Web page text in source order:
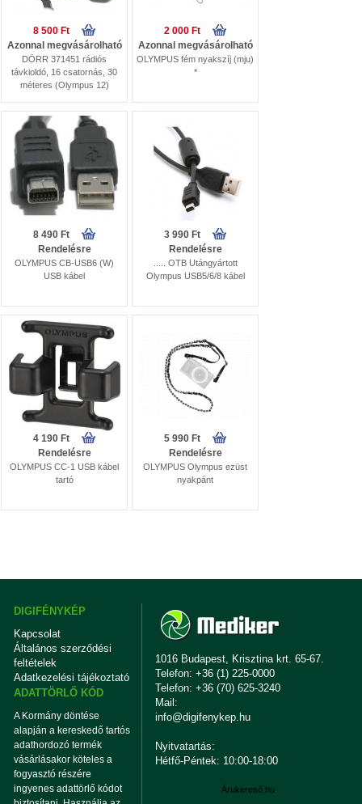
8 500 Ft
Azonnal megvásárolható
DÖRR 371451 rádiós
távkioldó, 16 csatornás, 30
méteres (Olympus 12)
2 000 Ft
Azonnal megvásárolható
OLYMPUS fém nyakszíj (mju)
*
8 490 Ft
Rendelésre
OLYMPUS CB-USB6 (W)
USB kábel
3 990 Ft
Rendelésre
..... OTB Utángyártott
Olympus USB5/6/8 kábel
4 190 Ft
Rendelésre
OLYMPUS CC-1 USB kábel
tartó
5 990 Ft
Rendelésre
OLYMPUS Olympus ezüst
nyakpánt
DIGIFÉNYKÉP
Kapcsolat
Általános szerződési
feltételek
Adatkezelési tájékoztató
ADATTÖRLŐ KÓD
A Kormány döntése
alapján a kereskedő tartós
adathordozó termék
vásárlásakor köteles a
fogyasztó részére
ingyenes adattörlő kódot
1016 Budapest, Krisztina krt. 65-67.
Telefon: +36 (1) 225-0000
Telefon: +36 (70) 625-3240
Mail:
info@digifenykep.hu
Nyitvatartás:
Hétfő-Péntek: 10:00-18:00
Árukereső.hu